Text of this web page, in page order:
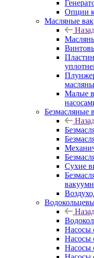
Опции к
Масляные
Малые
Безмасляные
Сухие
Насосы
Насосы
Насосы